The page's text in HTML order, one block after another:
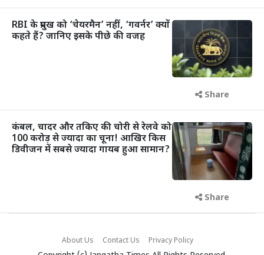
RBI के प्रमुख को ‘चेयरमैन’ नहीं, ‘गवर्नर’ क्यों
कहते हैं? जानिए इसके पीछे की वजह
Share
कंबल, चादर और तकिए की चोरी से रेलवे को
100 करोड़ से ज्यादा का चूना! आखिर किस
डिवीजन में सबसे ज्यादा गायब हुआ सामान?
Share
About Us Contact Us Privacy Policy